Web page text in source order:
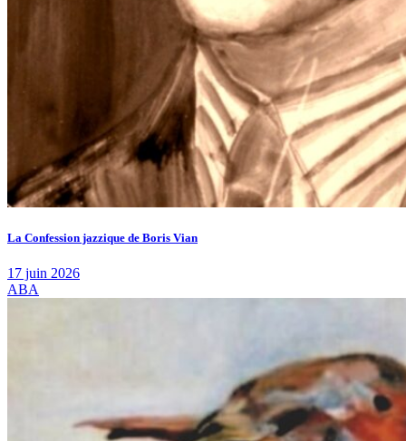
La Confession jazzique de Boris Vian
17 juin 2026
ABA